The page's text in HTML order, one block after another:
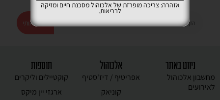
רשמו אותי
אלכוהול
אפריטיף / דיז'סטיף
קוניאק
תוספות
קוקטיילים וליקרים
ארגזי יין מיקס
ניווט באתר
מחשבון אלכוהול
לאירועים
אזהרה: צריכה מופרזת של אלכוהול מסכנת חיים ומזיקה
לבריאות.